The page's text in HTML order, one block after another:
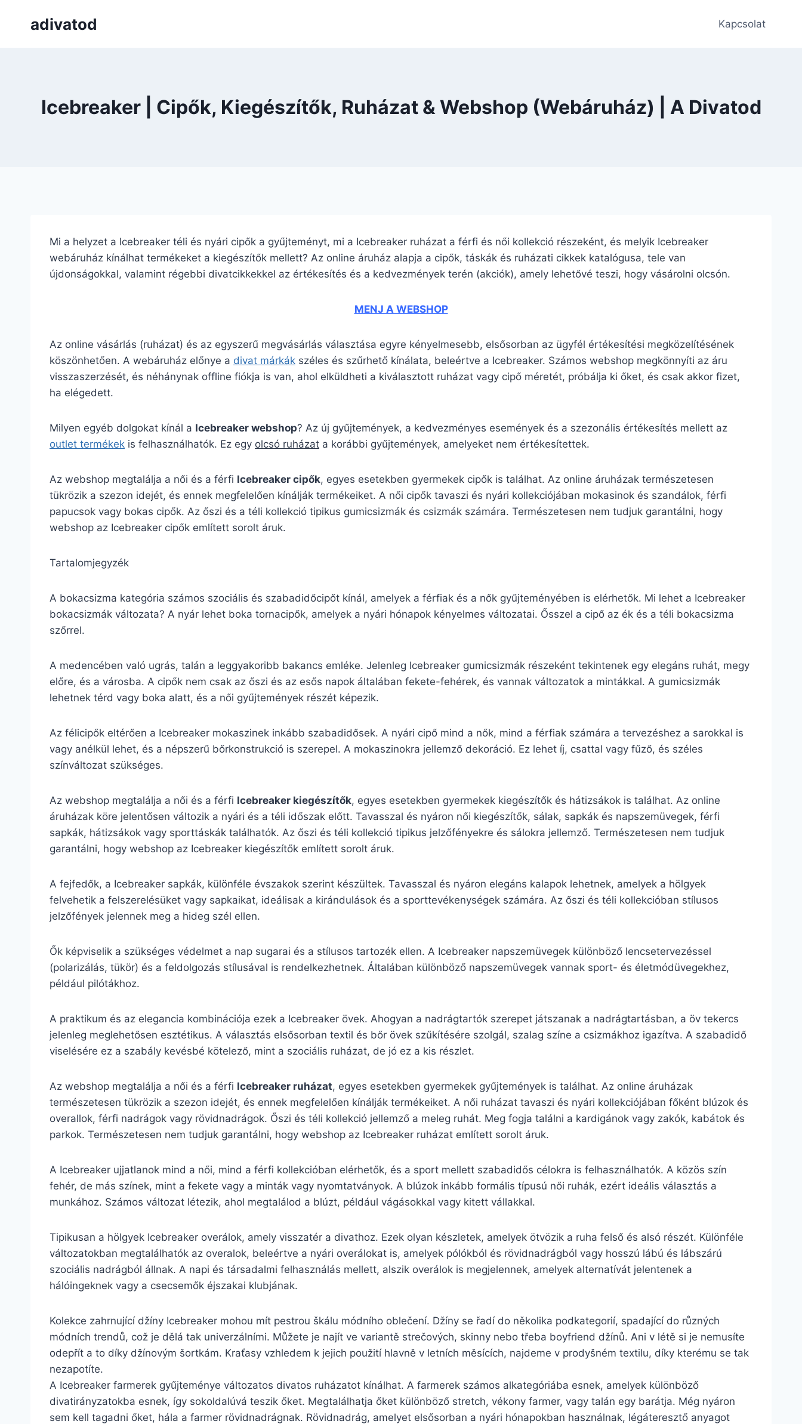
adivatod Kapcsolat
Icebreaker | Cipők, Kiegészítők, Ruházat & Webshop (Webáruház) | A Divatod
Mi a helyzet a Icebreaker téli és nyári cipők a gyűjteményt, mi a Icebreaker ruházat a férfi és női kollekció részeként, és melyik Icebreaker
webáruház kínálhat termékeket a kiegészítők mellett? Az online áruház alapja a cipők, táskák és ruházati cikkek katalógusa, tele van
újdonságokkal, valamint régebbi divatcikkekkel az értékesítés és a kedvezmények terén (akciók), amely lehetővé teszi, hogy vásárolni olcsón.
MENJ A WEBSHOP
Az online vásárlás (ruházat) és az egyszerű megvásárlás választása egyre kényelmesebb, elsősorban az ügyfél értékesítési megközelítésének
köszönhetően. A webáruház előnye a divat márkák széles és szűrhető kínálata, beleértve a Icebreaker. Számos webshop megkönnyíti az áru
visszaszerzését, és néhánynak offline fiókja is van, ahol elküldheti a kiválasztott ruházat vagy cipő méretét, próbálja ki őket, és csak akkor fizet,
ha elégedett.
Milyen egyéb dolgokat kínál a Icebreaker webshop? Az új gyűjtemények, a kedvezményes események és a szezonális értékesítés mellett az
outlet termékek is felhasználhatók. Ez egy olcsó ruházat a korábbi gyűjtemények, amelyeket nem értékesítettek.
Az webshop megtalálja a női és a férfi Icebreaker cipők, egyes esetekben gyermekek cipők is találhat. Az online áruházak természetesen
tükrözik a szezon idejét, és ennek megfelelően kínálják termékeiket. A női cipők tavaszi és nyári kollekciójában mokasinok és szandálok, férfi
papucsok vagy bokas cipők. Az őszi és a téli kollekció tipikus gumicsizmák és csizmák számára. Természetesen nem tudjuk garantálni, hogy
webshop az Icebreaker cipők említett sorolt áruk.
Tartalomjegyzék
A bokacsizma kategória számos szociális és szabadidőcipőt kínál, amelyek a férfiak és a nők gyűjteményében is elérhetők. Mi lehet a Icebreaker
bokacsizmák változata? A nyár lehet boka tornacipők, amelyek a nyári hónapok kényelmes változatai. Ősszel a cipő az ék és a téli bokacsizma
szőrrel.
A medencében való ugrás, talán a leggyakoribb bakancs emléke. Jelenleg Icebreaker gumicsizmák részeként tekintenek egy elegáns ruhát, megy
előre, és a városba. A cipők nem csak az őszi és az esős napok általában fekete-fehérek, és vannak változatok a mintákkal. A gumicsizmák
lehetnek térd vagy boka alatt, és a női gyűjtemények részét képezik.
Az félicipők eltérően a Icebreaker mokaszinek inkább szabadidősek. A nyári cipő mind a nők, mind a férfiak számára a tervezéshez a sarokkal is
vagy anélkül lehet, és a népszerű bőrkonstrukció is szerepel. A mokaszinokra jellemző dekoráció. Ez lehet íj, csattal vagy fűző, és széles
színváltozat szükséges.
Az webshop megtalálja a női és a férfi Icebreaker kiegészítők, egyes esetekben gyermekek kiegészítők és hátizsákok is találhat. Az online
áruházak köre jelentősen változik a nyári és a téli időszak előtt. Tavasszal és nyáron női kiegészítők, sálak, sapkák és napszemüvegek, férfi
sapkák, hátizsákok vagy sporttáskák találhatók. Az őszi és téli kollekció tipikus jelzőfényekre és sálokra jellemző. Természetesen nem tudjuk
garantálni, hogy webshop az Icebreaker kiegészítők említett sorolt áruk.
A fejfedők, a Icebreaker sapkák, különféle évszakok szerint készültek. Tavasszal és nyáron elegáns kalapok lehetnek, amelyek a hölgyek
felvehetik a felszerelésüket vagy sapkaikat, ideálisak a kirándulások és a sporttevékenységek számára. Az őszi és téli kollekcióban stílusos
jelzőfények jelennek meg a hideg szél ellen.
Ők képviselik a szükséges védelmet a nap sugarai és a stílusos tartozék ellen. A Icebreaker napszemüvegek különböző lencsetervezéssel
(polarizálás, tükör) és a feldolgozás stílusával is rendelkezhetnek. Általában különböző napszemüvegek vannak sport- és életmódüvegekhez,
például pilótákhoz.
A praktikum és az elegancia kombinációja ezek a Icebreaker övek. Ahogyan a nadrágtartók szerepet játszanak a nadrágtartásban, a öv tekercs
jelenleg meglehetősen esztétikus. A választás elsősorban textil és bőr övek szűkítésére szolgál, szalag színe a csizmákhoz igazítva. A szabadidő
viselésére ez a szabály kevésbé kötelező, mint a szociális ruházat, de jó ez a kis részlet.
Az webshop megtalálja a női és a férfi Icebreaker ruházat, egyes esetekben gyermekek gyűjtemények is találhat. Az online áruházak
természetesen tükrözik a szezon idejét, és ennek megfelelően kínálják termékeiket. A női ruházat tavaszi és nyári kollekciójában főként blúzok és
overallok, férfi nadrágok vagy rövidnadrágok. Őszi és téli kollekció jellemző a meleg ruhát. Meg fogja találni a kardigánok vagy zakók, kabátok és
parkok. Természetesen nem tudjuk garantálni, hogy webshop az Icebreaker ruházat említett sorolt áruk.
A Icebreaker ujjatlanok mind a női, mind a férfi kollekcióban elérhetők, és a sport mellett szabadidős célokra is felhasználhatók. A közös szín
fehér, de más színek, mint a fekete vagy a minták vagy nyomtatványok. A blúzok inkább formális típusú női ruhák, ezért ideális választás a
munkához. Számos változat létezik, ahol megtalálod a blúzt, például vágásokkal vagy kitett vállakkal.
Tipikusan a hölgyek Icebreaker overálok, amely visszatér a divathoz. Ezek olyan készletek, amelyek ötvözik a ruha felső és alsó részét. Különféle
változatokban megtalálhatók az overalok, beleértve a nyári overálokat is, amelyek pólókból és rövidnadrágból vagy hosszú lábú és lábszárú
szociális nadrágból állnak. A napi és társadalmi felhasználás mellett, alszik overálok is megjelennek, amelyek alternatívát jelentenek a
hálóingeknek vagy a csecsemők éjszakai klubjának.
Kolekce zahrnující džíny Icebreaker mohou mít pestrou škálu módního oblečení. Džíny se řadí do několika podkategorií, spadající do různých
módních trendů, což je dělá tak univerzálními. Můžete je najít ve variantě strečových, skinny nebo třeba boyfriend džínů. Ani v létě si je nemusíte
odepřít a to díky džínovým šortkám. Kraťasy vzhledem k jejich použití hlavně v letních měsících, najdeme v prodyšném textilu, díky kterému se tak
nezapotíte.
A Icebreaker farmerek gyűjteménye változatos divatos ruházatot kínálhat. A farmerek számos alkategóriába esnek, amelyek különböző
divatirányzatokba esnek, így sokoldalúvá teszik őket. Megtalálhatja őket különböző stretch, vékony farmer, vagy talán egy barátja. Még nyáron
sem kell tagadni őket, hála a farmer rövidnadrágnak. Rövidnadrág, amelyet elsősorban a nyári hónapokban használnak, légáteresztő anyagot